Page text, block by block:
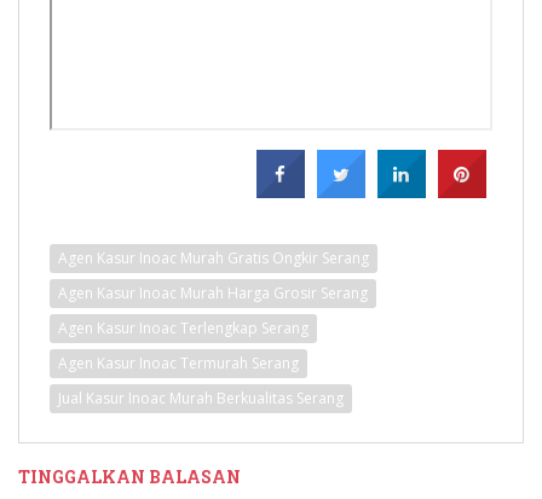
Agen Kasur Inoac Murah Gratis Ongkir Serang
Agen Kasur Inoac Murah Harga Grosir Serang
Agen Kasur Inoac Terlengkap Serang
Agen Kasur Inoac Termurah Serang
Jual Kasur Inoac Murah Berkualitas Serang
TINGGALKAN BALASAN